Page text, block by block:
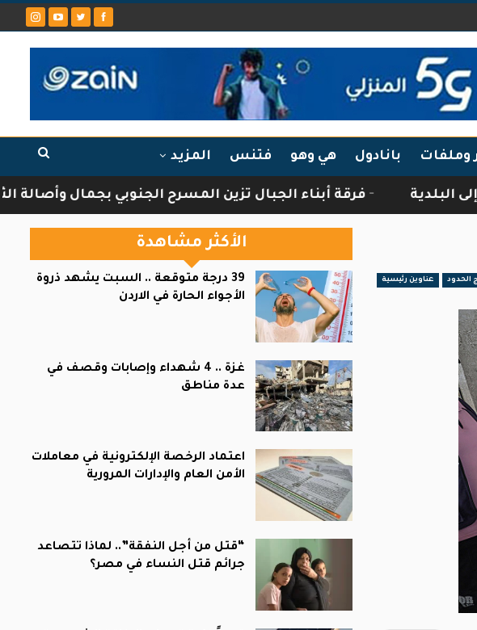
وملفات بانادول هي وهو فتنس المزيد
فرقة أبناء الجبال تزين المسرح الجنوبي بجمال وأصالة الثقافة
الحدود عناوين رئيسية
الأكثر مشاهدة
39 درجة متوقعة .. السبت يشهد ذروة
الأجواء الحارة في الاردن
غزة .. 4 شهداء وإصابات وقصف في
عدة مناطق
اعتماد الرخصة الإلكترونية في معاملات
الأمن العام والإدارات المرورية
“قتل من أجل النفقة”.. لماذا تتصاعد
جرائم قتل النساء في مصر؟